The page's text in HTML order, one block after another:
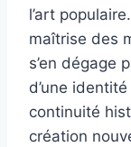
l’art
maîtrise des
s’en dégage
d’une
continuité
création